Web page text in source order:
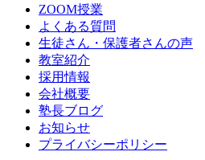
ZOOM授業
よくある質問
生徒さん・保護者さんの声
教室紹介
採用情報
会社概要
塾長ブログ
お知らせ
プライバシーポリシー